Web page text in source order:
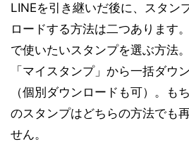
LINEを引き継いだ後に、スタン
ロードする方法は二つあります
で使いたいスタンプを選ぶ方法
「マイスタンプ」から一括ダウ
（個別ダウンロードも可）。も
のスタンプはどちらの方法でも
せん。